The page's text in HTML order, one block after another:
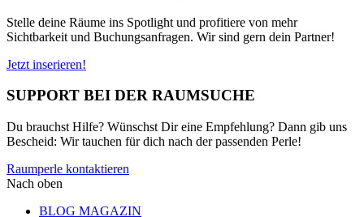
Stelle deine Räume ins Spotlight und profitiere von mehr
Sichtbarkeit und Buchungsanfragen. Wir sind gern dein Partner!
Jetzt inserieren!
SUPPORT BEI DER RAUMSUCHE
Du brauchst Hilfe? Wünschst Dir eine Empfehlung? Dann gib uns
Bescheid: Wir tauchen für dich nach der passenden Perle!
Raumperle kontaktieren
Nach oben
BLOG MAGAZIN